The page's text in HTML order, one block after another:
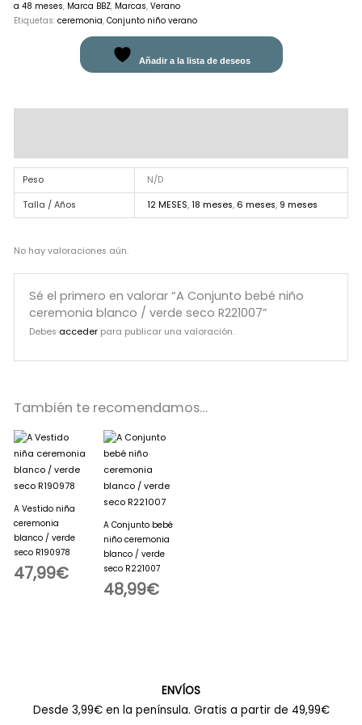
a 48 meses, Marca BBZ, Marcas, Verano
Etiquetas: ceremonia, Conjunto niño verano
Añadir a la lista de deseos
Peso N/D
Talla / Años 12 MESES, 18 meses, 6 meses, 9 meses
No hay valoraciones aún.
Sé el primero en valorar “A Conjunto bebé niño
ceremonia blanco / verde seco R221007”
Debes acceder para publicar una valoración.
También te recomendamos…
A Vestido niña
ceremonia
blanco / verde
seco R190978
47,99€
A Conjunto bebé
niño ceremonia
blanco / verde
seco R221007
48,99€
ENVÍOS
Desde 3,99€ en la península. Gratis a partir de 49,99€